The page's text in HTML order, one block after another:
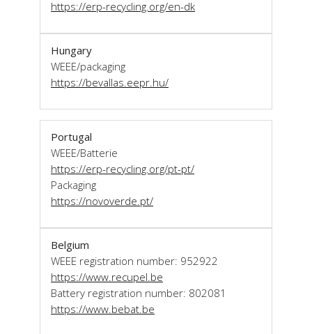
https://erp-recycling.org/en-dk
Hungary
WEEE/packaging
https://bevallas.eepr.hu/
Portugal
WEEE/Batterie
https://erp-recycling.org/pt-pt/
Packaging
https://novoverde.pt/
Belgium
WEEE registration number: 952922
https://www.recupel.be
Battery registration number: 802081
https://www.bebat.be